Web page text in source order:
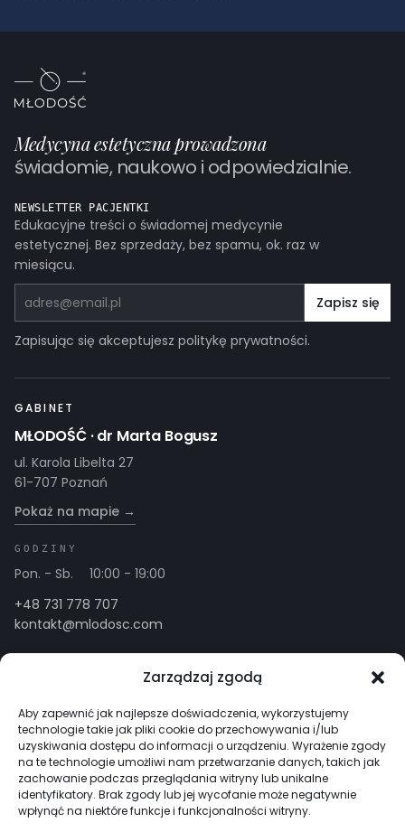
Zarządzaj zgodą
Aby zapewnić jak najlepsze doświadczenia, wykorzystujemy
technologie takie jak pliki cookie do przechowywania i/lub
uzyskiwania dostępu do informacji o urządzeniu. Wyrażenie zgody
na te technologie umożliwi nam przetwarzanie danych, takich jak
zachowanie podczas przeglądania witryny lub unikalne
identyfikatory. Brak zgody lub jej wycofanie może negatywnie
wpłynąć na niektóre funkcje i funkcjonalności witryny.
Medycyna estetyczna prowadzona
świadomie, naukowo i odpowiedzialnie.
NEWSLETTER PACJENTKI
Edukacyjne treści o świadomej medycynie
estetycznej. Bez sprzedaży, bez spamu, ok. raz w
miesiącu.
Adres email Zapisz się
Zapisując się akceptujesz politykę prywatności.
GABINET
MŁODOŚĆ · dr Marta Bogusz
ul. Karola Libelta 27
61-707 Poznań
Pokaż na mapie →
GODZINY
Pon. - Sb.
10:00 - 19:00
+48 731 778 707
kontakt@mlodosc.com
Nasze rozwiązania
Zespół
Kontakt
Twarz
Ciało
Włosy
Inne potrzeby zdrowotne
INFORMACJE
Regulamin gabinetu